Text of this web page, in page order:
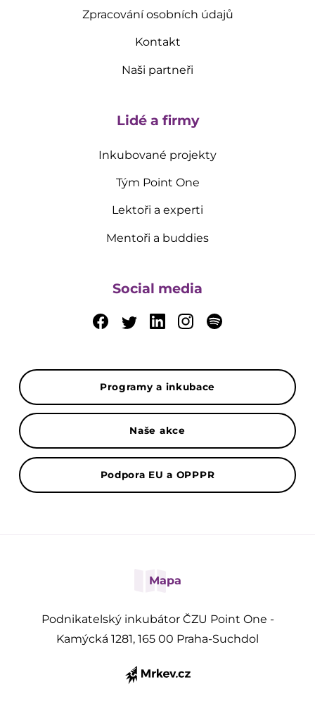
Zpracování osobních údajů
Kontakt
Naši partneři
Lidé a firmy
Inkubované projekty
Tým Point One
Lektoři a experti
Mentoři a buddies
Social media
Programy a inkubace
Naše akce
Podpora EU a OPPPR
Mapa
Podnikatelský inkubátor ČZU Point One -
Kamýcká 1281, 165 00 Praha-Suchdol
Přihlásit se k odběru